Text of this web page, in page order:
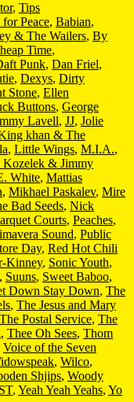
, Tips
Peace, Babian,
& The Wailers, By
Time,
Punk, Dan Friel,
, Dexys, Dirty
Stone, Ellen
Buttons, George
Lavell, JJ, Jolie
khan & The
, Little Wings, M.I.A.,
Kozelek & Jimmy
White, Mattias
, Mikhael Paskalev, Mire
Bad Seeds, Nick
Courts, Peaches,
Sound, Public
Day, Red Hot Chili
Kinney, Sonic Youth,
, Suuns, Sweet Baboo,
Down Stay Down, The
, The Jesus and Mary
The Postal Service, The
, Thee Oh Sees, Thom
Voice of the Seven
, Wilco,
Shjips, Woody
, Yeah Yeah Yeahs, Yo